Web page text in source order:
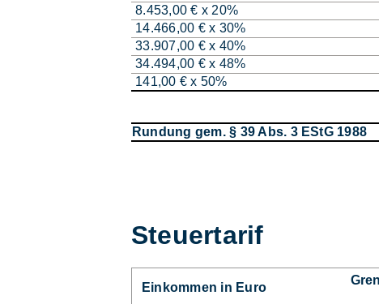
8.453,00 € x 20%
14.466,00 € x 30%
33.907,00 € x 40%
34.494,00 € x 48%
141,00 € x 50%
Rundung gem. § 39 Abs. 3 EStG 1988
Steuertarif
Einkommen in Euro